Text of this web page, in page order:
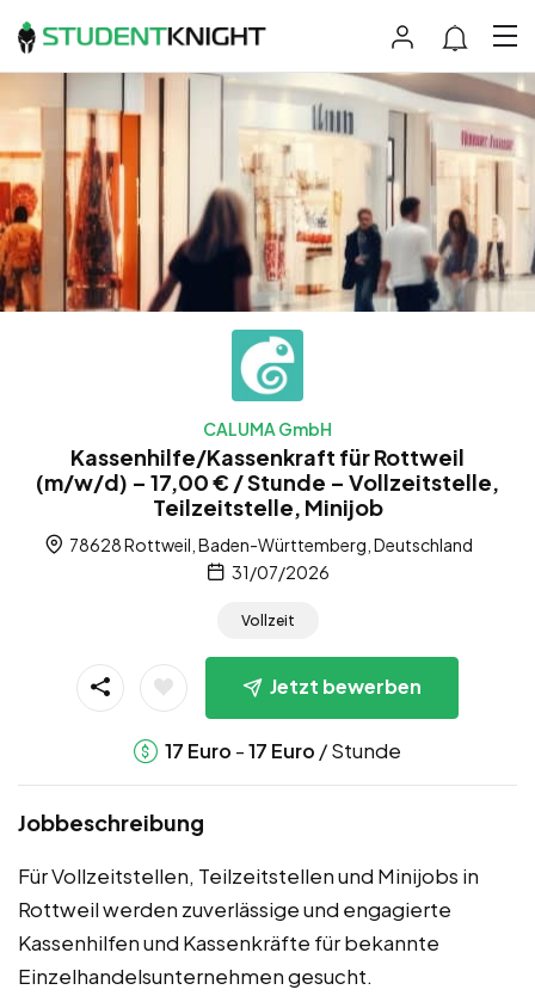
CALUMA GmbH
Kassenhilfe/Kassenkraft für Rottweil
(m/w/d) – 17,00 € / Stunde – Vollzeitstelle,
Teilzeitstelle, Minijob
78628 Rottweil, Baden-Württemberg, Deutschland
31/07/2026
Vollzeit
Jetzt bewerben
17 Euro -17 Euro / Stunde
Jobbeschreibung
Für Vollzeitstellen, Teilzeitstellen und Minijobs in
Rottweil werden zuverlässige und engagierte
Kassenhilfen und Kassenkräfte für bekannte
Einzelhandelsunternehmen gesucht.